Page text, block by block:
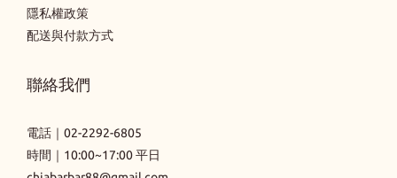
隱私權政策
配送與付款方式
聯絡我們
電話｜ 02-2292-6805
時間｜10:00~17:00 平日